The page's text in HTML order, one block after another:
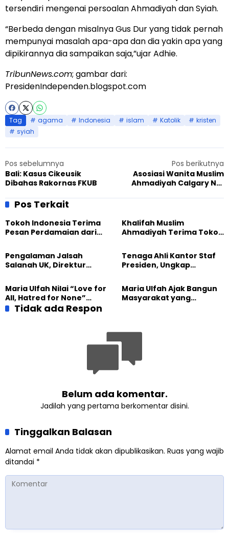
tersendiri mengenai persoalan Ahmadiyah dan Syiah.
“Berbeda dengan misalnya Gus Dur yang tidak pernah
mempunyai masalah apa-apa dan dia yakin apa yang
dipikirannya dia sampaikan saja,”ujar Adhie.
TribunNews.com; gambar dari:
PresidenIndependen.blogspot.com
Tag agama Indonesia islam Katolik
kristen
syiah
Pos sebelumnya
Bali: Kasus Cikeusik
Dibahas Rakornas FKUB
Pos berikutnya
Asosiasi Wanita Muslim
Ahmadiyah Calgary NW
Perempuan Internasional
Pos Terkait
Tokoh Indonesia Terima
Pesan Perdamaian dari
Ahmadiyah
Khalifah Muslim
Ahmadiyah Terima Tokoh
Khusus di Islamabad
Pengalaman Jalsah
Salanah UK, Direktur
Kekuatan Kemanusiaan
Tenaga Ahli Kantor Staf
Presiden, Ungkap
Tergantikan di Jalsah
Salanah Internasional
Ahmadiyah UK
Maria Ulfah Nilai “Love for
All, Hatred for None”
Semakin Relevan di
Maria Ulfah Ajak Bangun
Masyarakat yang
Tidak ada Respon
Belum ada komentar.
Jadilah yang pertama berkomentar disini.
Tinggalkan Balasan
Alamat email Anda tidak akan dipublikasikan. Ruas yang wajib
ditandai *